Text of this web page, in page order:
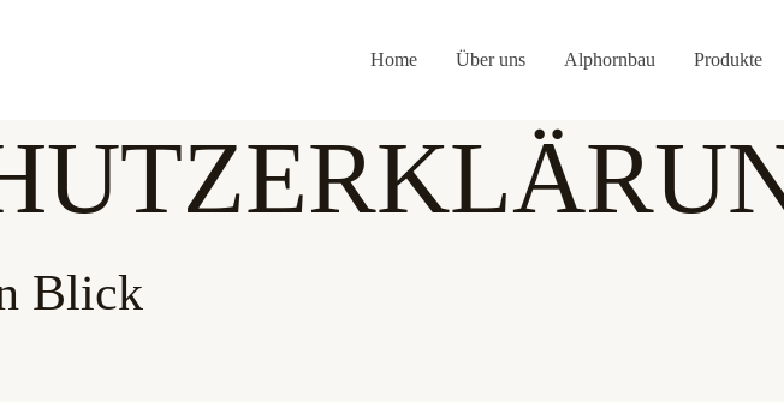
Home Über uns Alphornbau Produkte
Blick